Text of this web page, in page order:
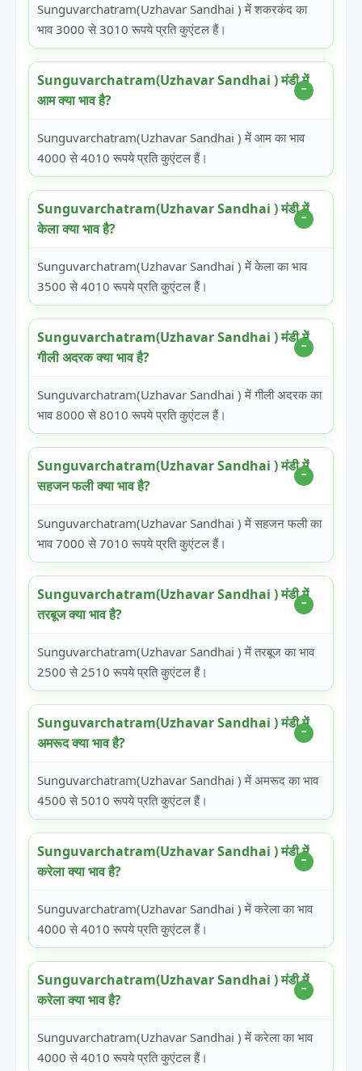
Sunguvarchatram(Uzhavar Sandhai ) में शकरकंद का
भाव 3000 से 3010 रूपये प्रति कुएंटल हैं।
Sunguvarchatram(Uzhavar Sandhai ) मंडी में
आम क्या भाव है?
Sunguvarchatram(Uzhavar Sandhai ) में आम का भाव
4000 से 4010 रूपये प्रति कुएंटल हैं।
Sunguvarchatram(Uzhavar Sandhai ) मंडी में
केला क्या भाव है?
Sunguvarchatram(Uzhavar Sandhai ) में केला का भाव
3500 से 4010 रूपये प्रति कुएंटल हैं।
Sunguvarchatram(Uzhavar Sandhai ) मंडी में
गीली अदरक क्या भाव है?
Sunguvarchatram(Uzhavar Sandhai ) में गीली अदरक का
भाव 8000 से 8010 रूपये प्रति कुएंटल हैं।
Sunguvarchatram(Uzhavar Sandhai ) मंडी में
सहजन फली क्या भाव है?
Sunguvarchatram(Uzhavar Sandhai ) में सहजन फली का
भाव 7000 से 7010 रूपये प्रति कुएंटल हैं।
Sunguvarchatram(Uzhavar Sandhai ) मंडी में
तरबूज क्या भाव है?
Sunguvarchatram(Uzhavar Sandhai ) में तरबूज का भाव
2500 से 2510 रूपये प्रति कुएंटल हैं।
Sunguvarchatram(Uzhavar Sandhai ) मंडी में
अमरूद क्या भाव है?
Sunguvarchatram(Uzhavar Sandhai ) में अमरूद का भाव
4500 से 5010 रूपये प्रति कुएंटल हैं।
Sunguvarchatram(Uzhavar Sandhai ) मंडी में
करेला क्या भाव है?
Sunguvarchatram(Uzhavar Sandhai ) में करेला का भाव
4000 से 4010 रूपये प्रति कुएंटल हैं।
Sunguvarchatram(Uzhavar Sandhai ) मंडी में
करेला क्या भाव है?
Sunguvarchatram(Uzhavar Sandhai ) में करेला का भाव
4000 से 4010 रूपये प्रति कुएंटल हैं।